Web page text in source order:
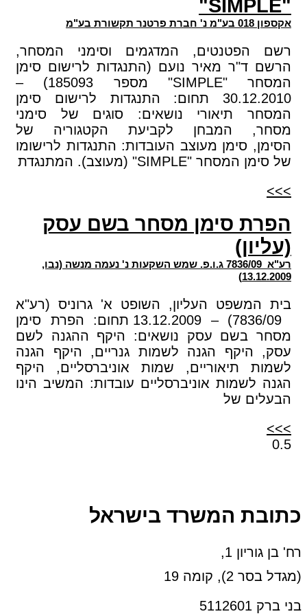
"SIMPLE"
אקספון 018 בע"מ נ' חברת פרטנר תקשורת בע"מ
רשם הפטנטים, המדגמים וסימני המסחר,
הרשם ד"ר מאיר נועם (התנגדות לרישום סימן
המסחר "SIMPLE" מספר 185093) –
30.12.2010 תחום: התנגדות לרישום סימן
המסחר תיאורי נושאים: סוגים של סימני
מסחר, המבחן לקביעת הקטגוריה של
הסימן, סימן מעוצב העובדות: התנגדות לרישומו
של סימן המסחר "SIMPLE" (מעוצב). המתנגדת
>>>
הפרת סימן מסחר בשם עסק
(עליון)
רע"א 7836/09 ג.ו.פ. שמש השקעות נ' נעמה מנשה (נבו,
13.12.2009)
בית המשפט העליון, השופט א' גרוניס (רע"א
7836/09) – 13.12.2009 תחום: הפרת סימן
מסחר בשם עסק נושאים: היקף ההגנה לשם
עסק, היקף הגנה לשמות גנריים, היקף הגנה
לשמות תיאוריים, שמות אוניברסליים, היקף
הגנה לשמות אוניברסליים עובדות: המשיב הינו
הבעלים של
>>>
כתובת המשרד בישראל
רח' בן גוריון 1,
(מגדל בסר 2), קומה 19
בני ברק 5112601